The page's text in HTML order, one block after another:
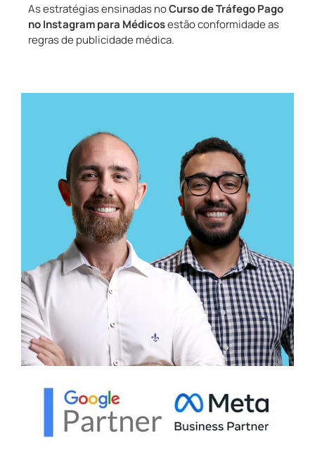
As estratégias ensinadas noCurso de Tráfego Pago
no Instagram para Médicosestão conformidade as
regras de publicidade médica.